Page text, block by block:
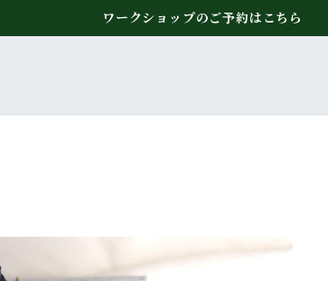
ワークショップのご予約はこちら